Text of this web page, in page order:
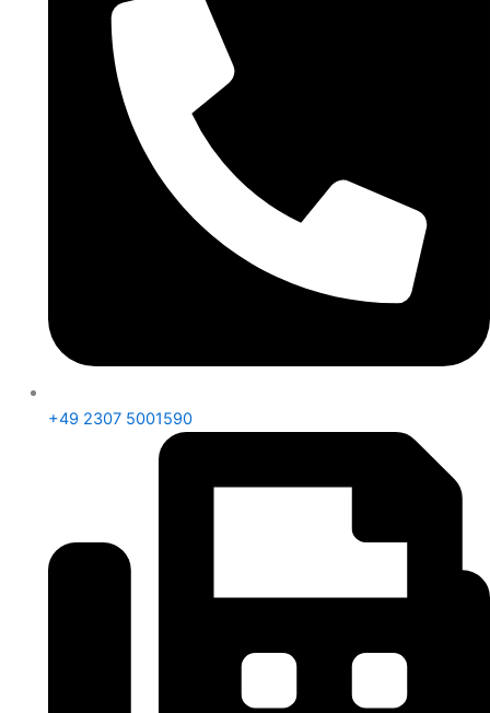
+49 2307 5001590